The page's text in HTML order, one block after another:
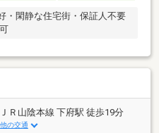
・閑静な住宅街・保証人不要
ＪＲ山陰本線 下府駅 徒歩19分
の交通